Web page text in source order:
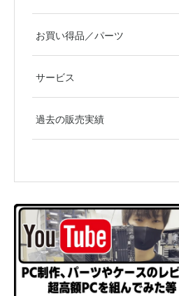
お買い得品／パーツ
サービス
過去の販売実績